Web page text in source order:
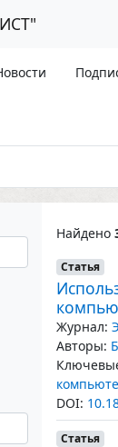
Найдено
Статья
Журнал:
Авторы:
DOI:
Статья